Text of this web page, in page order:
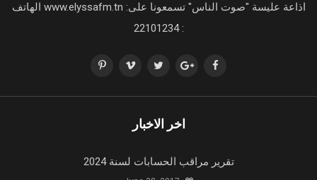
اذاعة عليسة "صوت الناس" تسمعونا على: www.elyssafm.tn الهاتف
: 22101234
اخر الاخبار
تقرير مراقب الحسابات لسنة 2024